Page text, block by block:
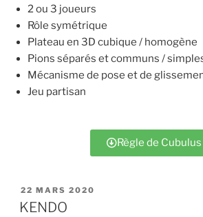
2 ou 3 joueurs
Rôle symétrique
Plateau en 3D cubique / homogène
Pions séparés et communs /
Mécanisme de pose et de
Jeu partisan
Règle de Cubulus
22 MARS 2020
KENDO